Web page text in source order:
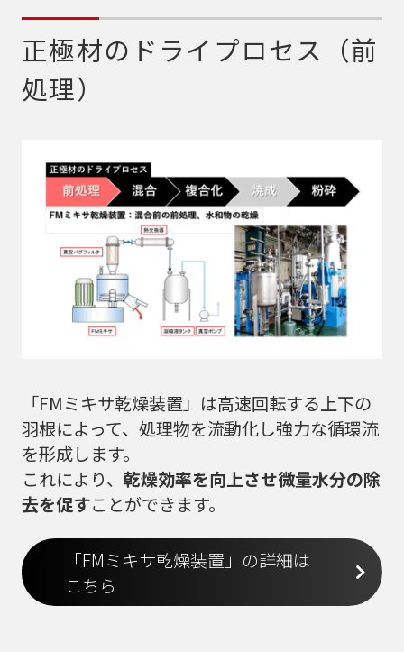
正極材のドライプロセス（前
処理）
「FMミキサ乾燥装置」は高速回転する上下の
羽根によって、処理物を流動化し強力な循環流
を形成します。
これにより、 乾燥効率を向上させ微量水分の除
去を促すことができます。
「FMミキサ乾燥装置」の詳細は
こちら